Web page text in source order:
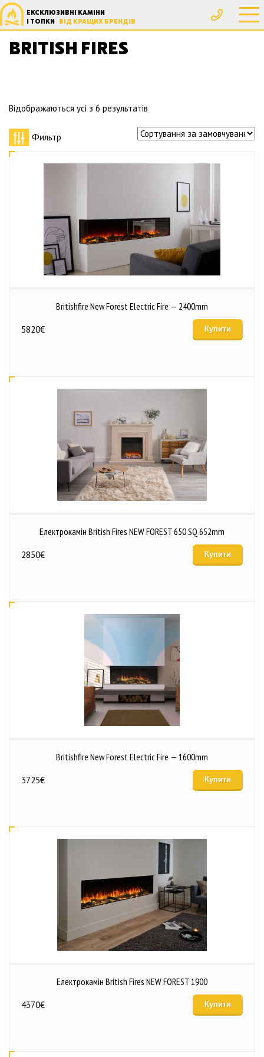
ЕКСКЛЮЗИВНІ КАМІНИ
І ТОПКИ ВІД КРАЩИХ БРЕНДІВ
BRITISH FIRES
Головна Товари з позначками “British Fires”
Відображаються усі з 6 результатів
Фильтр
Britishfire New Forest Electric Fire — 2400mm
5820€ Купити
Електрокамін British Fires NEW FOREST 650 SQ 652mm
2850€ Купити
Britishfire New Forest Electric Fire — 1600mm
3725€ Купити
Електрокамін British Fires NEW FOREST 1900
4370€ Купити